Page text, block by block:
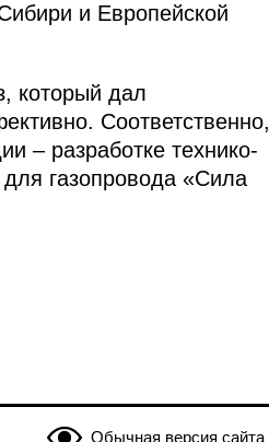
и Европейской
который дал
Соответственно,
– разработке технико-
для газопровода «Сила
Обычная версия сайта